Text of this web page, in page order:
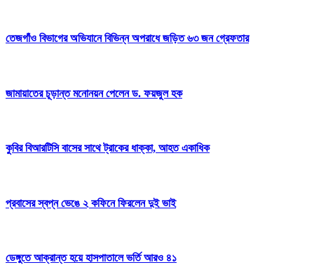
তেজগাঁও বিভাগের অভিযানে বিভিন্ন অপরাধে জড়িত ৬৩ জন গ্রেফতার
জামায়াতের চূড়ান্ত মনোনয়ন পেলেন ড. ফয়জুল হক
কুবির বিআরটিসি বাসের সাথে ট্রাকের ধাক্কা, আহত একাধিক
প্রবাসের স্বপ্ন ভেঙে ২ কফিনে ফিরলেন দুই ভাই
ডেঙ্গুতে আক্রান্ত হয়ে হাসপাতালে ভর্তি আরও ৪১